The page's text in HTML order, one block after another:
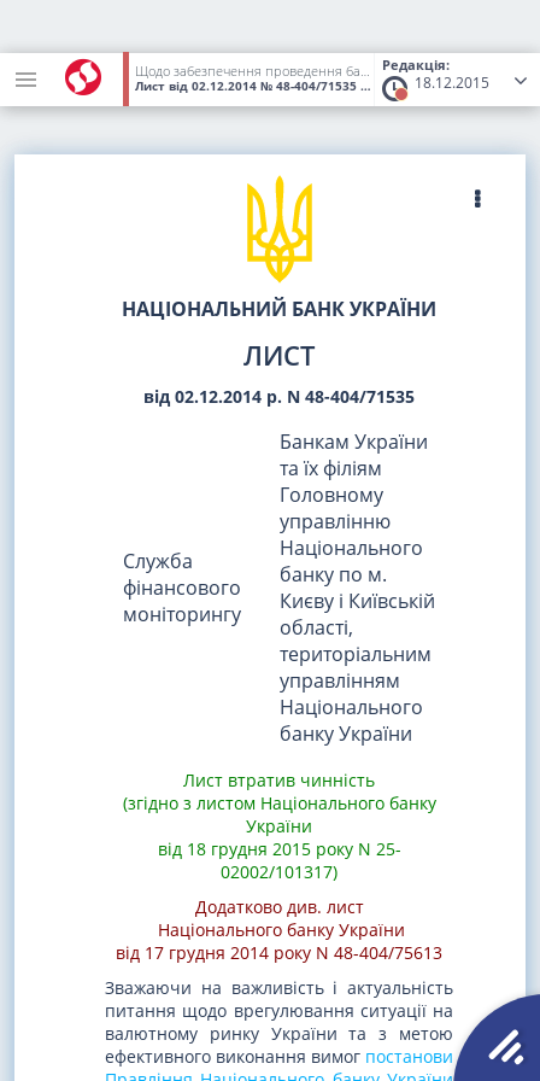
Редакція:
18.12.2015
Щодо забезпечення проведення банком ефективного аналізу документів, які є підставою для купівлі іноземної валюти
Лист від 02.12.2014 № 48-404/71535 (Статус: Втратив чинність)
НАЦІОНАЛЬНИЙ БАНК УКРАЇНИ
ЛИСТ
від 02.12.2014 р. N 48-404/71535
Служба
фінансового
моніторингу
Банкам України
та їх філіям
Головному
управлінню
Національного
банку по м.
Києву і Київській
області,
територіальним
управлінням
Національного
банку України
Лист втратив чинність
(згідно з листом Національного банку
України
від 18 грудня 2015 року N 25-
02002/101317)
Додатково див. лист
Національного банку України
від 17 грудня 2014 року N 48-404/75613
Зважаючи на важливість і актуальність
питання щодо врегулювання ситуації на
валютному ринку України та з метою
ефективного виконання вимог постанови